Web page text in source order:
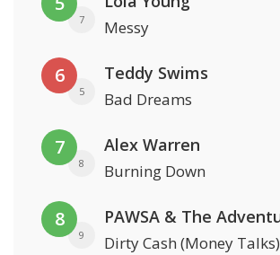
7 Messy
6
5
Teddy Swims
Bad Dreams
7
8
Alex Warren
Burning Down
8
9 Dirty Cash (Money Talks)